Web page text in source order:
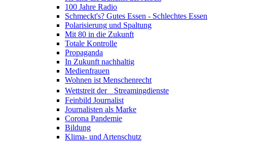
100 Jahre Radio
Schmeckt's? Gutes Essen - Schlechtes Essen
Polarisierung und Spaltung
Mit 80 in die Zukunft
Totale Kontrolle
Propaganda
In Zukunft nachhaltig
Medienfrauen
Wohnen ist Menschenrecht
Wettstreit der Streamingdienste
Feinbild Journalist
Journalisten als Marke
Corona Pandemie
Bildung
Klima- und Artenschutz